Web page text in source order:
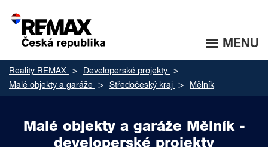
MENU
Reality REMAX
Developerské projekty
Malé objekty a garáže
Středočeský kraj Mělník
Malé objekty a garáže Mělník -
developerské projekty